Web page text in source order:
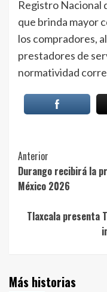
Registro Nacional
que brinda mayor
los compradores,
prestadores de
normatividad
Post
Navigation
Anterior
Durango recibirá la
México 2026
Tlaxcala presenta
Más historias